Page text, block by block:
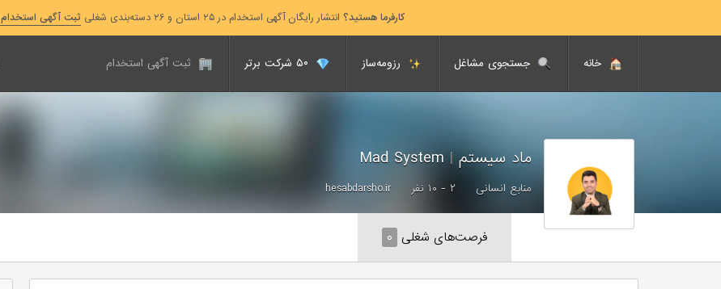
کارفرما هستید؟ انتشار رایگان آگهی استخدام در ۲۵ استان و ۲۶ دسته‌بندی شغلی ثبت آگهی استخدام
خانه جستجوی مشاغل رزومه‌ساز ثبت آگهی استخدام
ماد سیستم|
Mad System
منابع انسانی ۲ - ۱۰ نفر hesabdarsho.ir
فرصت‌های شغلی ۰